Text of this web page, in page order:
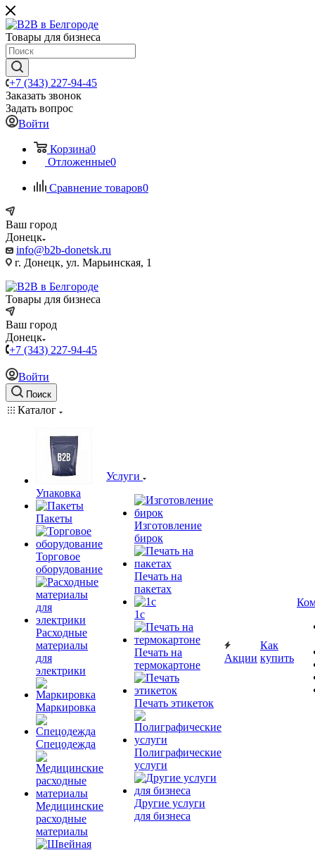
Товары для бизнеса
+7 (343) 227-94-45
Заказать звонок
Задать вопрос
Войти
Корзина0
Отложенные0
Сравнение товаров0
Ваш город
Донецк
info@b2b-donetsk.ru
г. Донецк, ул. Марьинская, 1
Товары для бизнеса
Ваш город
Донецк
+7 (343) 227-94-45
Войти
Поиск
Каталог
Упаковка
Пакеты
Торговое
оборудование
Расходные
материалы
для
электрики
Маркировка
Спецодежда
Медицинские
расходные
материалы
Услуги
Изготовление
бирок
Печать на
пакетах
1c
Печать на
термокартоне
Печать этикеток
Полиграфические
услуги
Другие услуги
для бизнеса
Акции
Как
купить